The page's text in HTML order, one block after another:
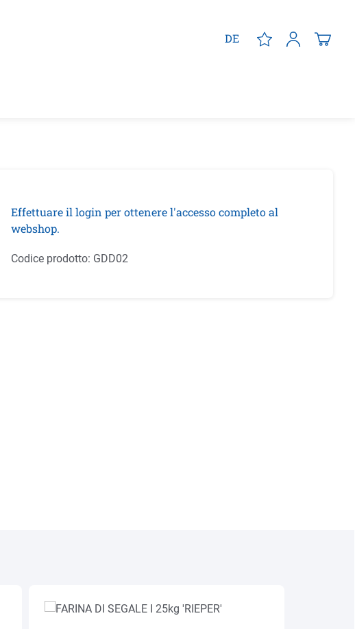
DE
Effettuare il login per ottenere l'accesso completo al
webshop.
Codice prodotto: GDD02